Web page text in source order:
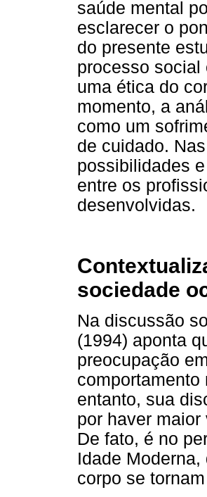
saúde mental
esclarecer o
do presente
processo social
uma ética do
momento, a
como um
de cuidado.
possibilidades
entre os
desenvolvidas.
sociedade
Na discussão
(1994) aponta
preocupação
entanto, sua
por haver
De fato, é no
Idade
corpo se